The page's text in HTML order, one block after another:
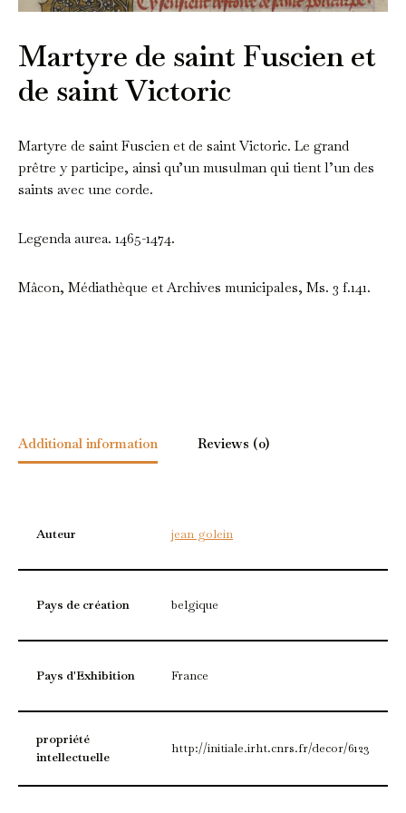
Martyre de saint Fuscien et
de saint Victoric
Martyre de saint Fuscien et de saint Victoric. Le grand
prêtre y participe, ainsi qu’un musulman qui tient l’un des
saints avec une corde.
Legenda aurea. 1465-1474.
Mâcon, Médiathèque et Archives municipales, Ms. 3 f.141.
Additional information Reviews (0)
Auteur jean golein
Pays de création belgique
Pays d'Exhibition France
propriété
intellectuelle
http://initiale.irht.cnrs.fr/decor/6123